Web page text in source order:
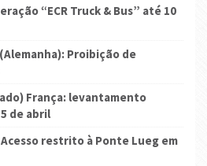
“ECR Truck & Bus” até 10
Proibição de
França: levantamento
de abril
restrito à Ponte Lueg em